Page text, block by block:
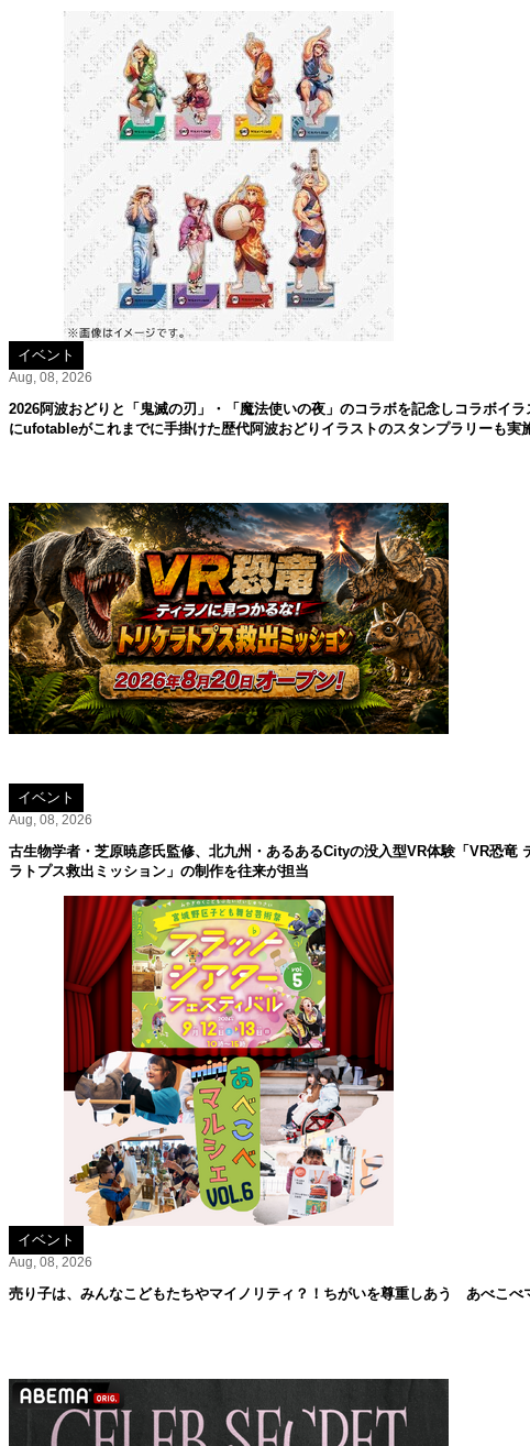
イベント
Aug, 08, 2026
2026阿波おどりと「鬼滅の刃」・「魔法使いの夜」のコラボを記念しコラボイ
にufotableがこれまでに手掛けた歴代阿波おどりイラストのスタンプラリーも実
イベント
Aug, 08, 2026
古生物学者・芝原暁彦氏監修、北九州・あるあるCityの没入型VR体験「VR恐竜
ラトプス救出ミッション」の制作を往来が担当
イベント
Aug, 08, 2026
売り子は、みんなこどもたちやマイノリティ？！ちがいを尊重しあう あべこべ